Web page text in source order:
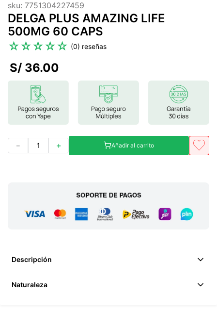
3.
lab nutrition
4.
colageno
5 .
kefir
magnesio
9.
melena leon
sku: 7751304227459
DELGA PLUS AMAZING LIFE
500MG 60 CAPS
☆☆☆☆☆ (0)
S/ 36.00
＋
－ Añadir al carrito
Descripción
Naturaleza